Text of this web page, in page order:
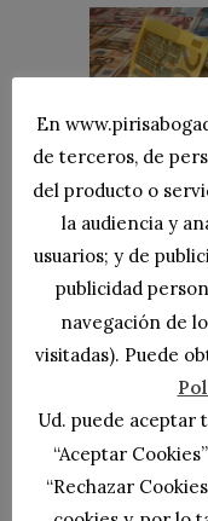
UN
CONTRATO
El Tribunal
derechos
renunciables
seguros.
En
de terceros, de
del producto o
la audiencia y
usuarios; y de
publicidad
navegación de
visitadas). Puede
Ud. puede aceptar
“Aceptar
“Rechazar